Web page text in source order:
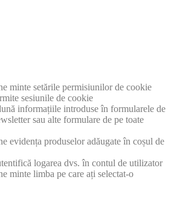
minte setările permisiunilor de cookie
sesiunile de cookie
informațiile introduse în formularele de
sau alte formulare de pe toate
evidența produselor adăugate în coșul de
logarea dvs. în contul de utilizator
minte limba pe care ați selectat-o